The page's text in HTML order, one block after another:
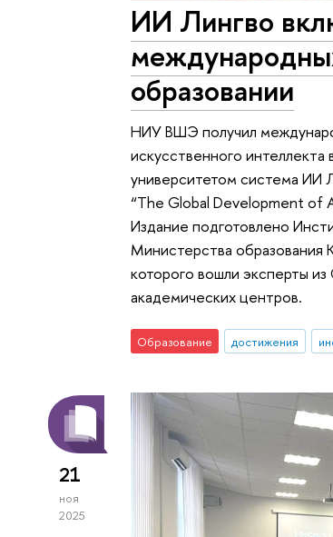
ИИ Лингво
образовании
НИУ ВШЭ получил
искусственного
университетом система ИИ
“The Global Development of
Издание подготовлено
Министерства образования
которого вошли эксперты
академических центров.
Образование достижения
21
ноя
2025